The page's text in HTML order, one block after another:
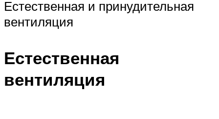
Естественная и принудительная
вентиляция
Естественная
вентиляция